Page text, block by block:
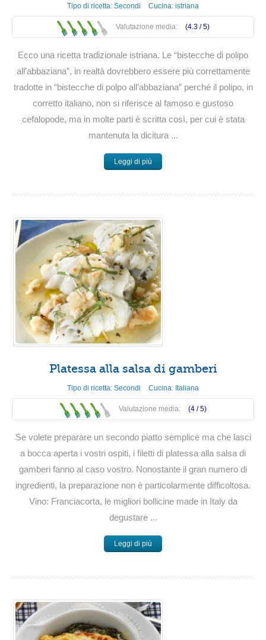
Tipo di ricetta: Secondi Cucina: istriana
Valutazione media: (4.3 /5)
Ecco una ricetta tradizionale istriana. Le “bistecche di polipo
all’abbaziana”, in realtà dovrebbero essere più correttamente
tradotte in “bistecche di polpo all’abbaziana” perché il polipo, in
corretto italiano, non si riferisce al famoso e gustoso
cefalopode, ma in molte parti è scritta così, per cui è stata
mantenuta la dicitura ...
Leggi di più
Platessa alla salsa di gamberi
Tipo di ricetta: Secondi Cucina: Italiana
Valutazione media: (4 /5)
Se volete preparare un secondo piatto semplice ma che lasci
a bocca aperta i vostri ospiti, i filetti di platessa alla salsa di
gamberi fanno al caso vostro. Nonostante il gran numero di
ingredienti, la preparazione non è particolarmente difficoltosa.
Vino: Franciacorta, le migliori bollicine made in Italy da
degustare ...
Leggi di più